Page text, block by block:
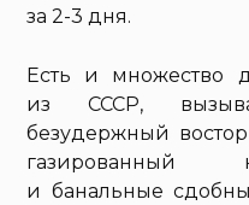
за 2-3 дня.
Есть и множество
из СССР,
безудержный
газированный
и банальные